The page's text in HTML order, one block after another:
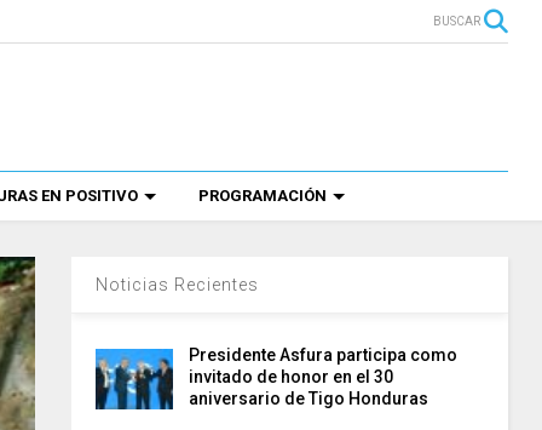
BUSCAR
EN POSITIVO PROGRAMACIÓN
Noticias Recientes
Presidente Asfura participa como
invitado de honor en el 30
aniversario de Tigo Honduras